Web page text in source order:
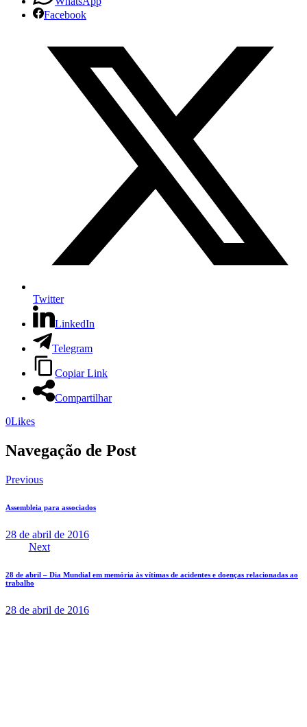
Dia
trabalhador
trabalhadora
Facebook
Twitter
LinkedIn
Telegram
Copiar Link
Compartilhar
0Likes
Navegação de Post
Previous
Assembleia para associados
28 de abril de 2016
Next
28 de abril – Dia Mundial em memória às vítimas de acidentes e doenças relacionadas ao
trabalho
28 de abril de 2016